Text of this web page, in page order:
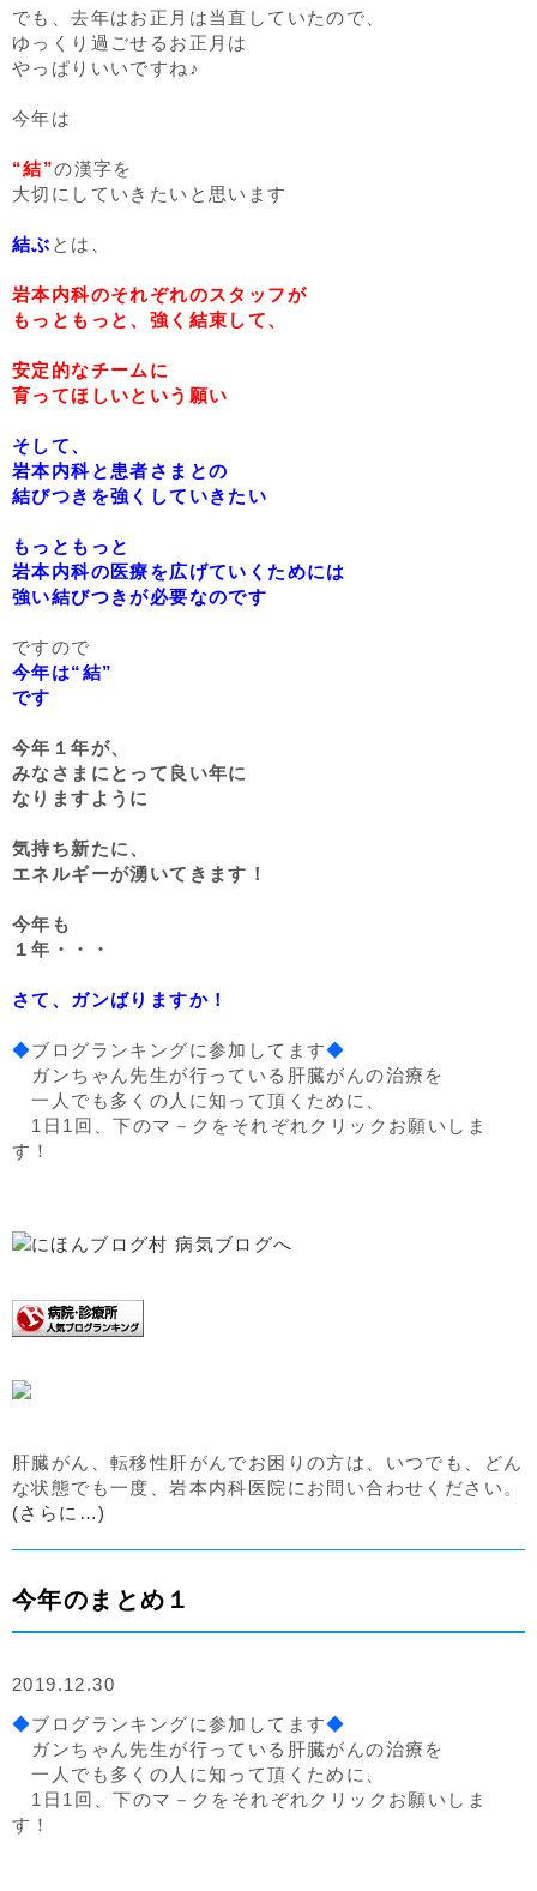
でも、去年はお正月は当直していたので、
ゆっくり過ごせるお正月は
やっぱりいいですね♪
今年は
“結”の漢字を
大切にしていきたいと思います
結ぶ とは、
岩本内科のそれぞれのスタッフが
もっともっと、強く結束して、
安定的なチームに
育ってほしいという願い
そして、
岩本内科と患者さまとの
結びつきを強くしていきたい
もっともっと
岩本内科の医療を広げていくためには
強い結びつきが必要なのです
ですので
今年は“結”
です
今年１年が、
みなさまにとって良い年に
なりますように
気持ち新たに、
エネルギーが湧いてきます！
今年も
１年・・・
さて、ガンばりますか！
◆ブログランキングに参加してます◆
ガンちゃん先生が行っている肝臓がんの治療を
一人でも多くの人に知って頂くために、
1日1回、下のマ－クをそれぞれクリックお願いしま
す！
肝臓がん、転移性肝がんでお困りの方は、いつでも、どん
な状態でも一度、岩本内科医院にお問い合わせください。
(さらに…)
今年のまとめ１
2019.12.30
◆ブログランキングに参加してます◆
ガンちゃん先生が行っている肝臓がんの治療を
一人でも多くの人に知って頂くために、
1日1回、下のマ－クをそれぞれクリックお願いしま
す！